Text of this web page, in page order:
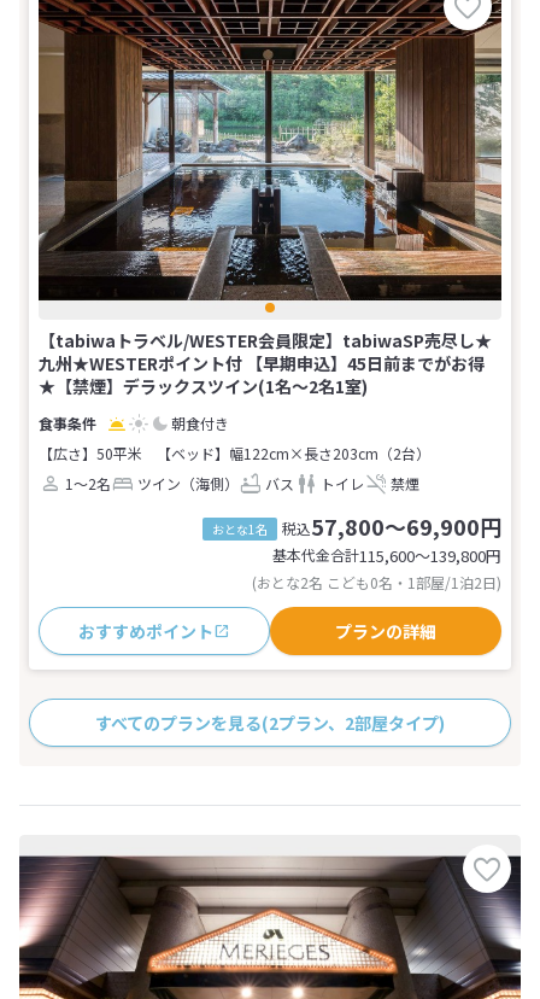
【tabiwaトラベル/WESTER会員限定】tabiwaSP売尽し★
九州★WESTERポイント付 【早期申込】45日前までがお得
★【禁煙】デラックスツイン(1名～2名1室)
朝食付き
【広さ】50平米
【ベッド】幅122cm×長さ203cm（2台）
1～2名
ツイン（海側） バス トイレ 禁煙
おとな1名 税込57,800～69,900円
基本代金合計115,600〜139,800円
(おとな2名 こども0名・1部屋/1泊2日)
おすすめポイント プランの詳細
すべてのプランを見る(2プラン、2部屋タイプ)